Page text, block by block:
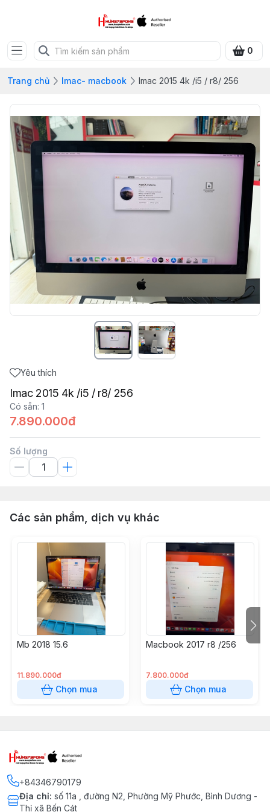
0
Trang chủ Imac- macbook Imac 2015 4k /i5 / r8/ 256
Yêu thích
Imac 2015 4k /i5 / r8/ 256
Có sẵn: 1
7.890.000đ
Số lượng
Các sản phẩm, dịch vụ khác
Mb 2018 15.6
11.890.000đ
Chọn mua
Macbook 2017 r8 /256
7.800.000đ
Chọn mua
+84346790179
Địa chỉ: số 11a , đường N2, Phường Mỹ Phước, Bình Dương -
Thị xã Bến Cát